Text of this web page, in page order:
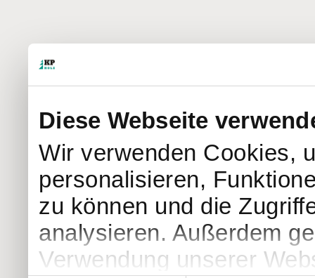
Diese Webseite
Wir verwenden Cookies,
personalisieren,
zu können und die
analysieren. Außerdem
Verwendung unserer